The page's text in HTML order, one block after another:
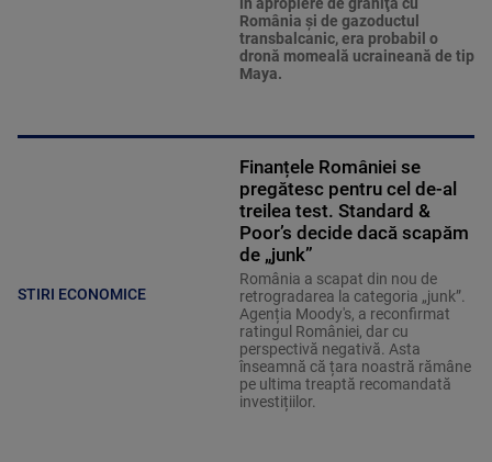
România şi de gazoductul
transbalcanic, era probabil o
dronă momeală ucraineană de tip
Maya.
STIRI ECONOMICE
Finanțele României se
pregătesc pentru cel de-al
treilea test. Standard &
Poor’s decide dacă scapăm
de „junk”
România a scapat din nou de
retrogradarea la categoria „junk”.
Agenția Moody's, a reconfirmat
ratingul României, dar cu
perspectivă negativă. Asta
înseamnă că țara noastră rămâne
pe ultima treaptă recomandată
investițiilor.